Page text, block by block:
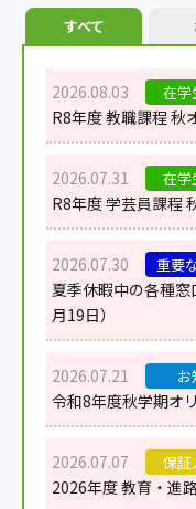
すべて
2026.08.03 在学
R8年度 教職課程 秋
2026.07.31 在学
R8年度 学芸員課程
2026.07.30 重要
夏季休暇中の各種
月19日）
2026.07.21 お
令和8年度秋学期オ
2026.07.07 保証
2026年度 教育・進